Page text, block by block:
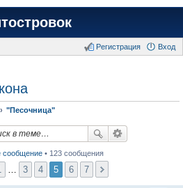
Вход
Регистрация
"Песочница"
сообщение• 123 сообщения
3 4 5 6 7